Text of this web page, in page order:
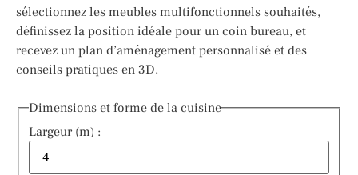
sélectionnez les meubles multifonctionnels souhaités,
définissez la position idéale pour un coin bureau, et
recevez un plan d’aménagement personnalisé et des
conseils pratiques en 3D.
Formulaire pour configurer la taille, forme, meubles et
Dimensions et forme de la cuisine
Largeur (m) :